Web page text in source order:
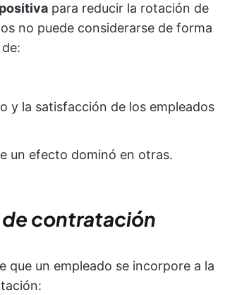
para reducir la rotación de
no puede considerarse de forma
y la satisfacción de los empleados
un efecto dominó en otras.
de contratación
que un empleado se incorpore a la